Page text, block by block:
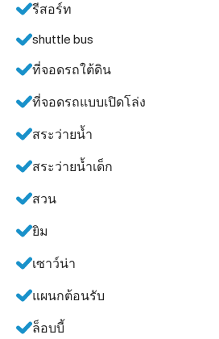
รีสอร์ท
shuttle bus
ที่จอดรถใต้ดิน
ที่จอดรถแบบเปิดโล่ง
สระว่ายน้ำ
สระว่ายน้ำเด็ก
สวน
ยิม
เซาว์น่า
แผนกต้อนรับ
ล็อบบี้